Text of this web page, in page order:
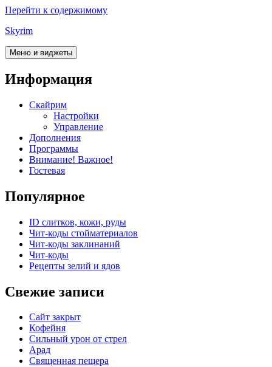
Перейти к содержимому
Skyrim
Меню и виджеты
Информация
Скайрим
Настройки
Управление
Дополнения
Программы
Внимание! Важное!
Гостевая
Популярное
ID слитков, кожи, руды
Чит-коды стойматериалов
Чит-коды заклинаний
Чит-коды
Рецепты зелий и ядов
Свежие записи
Сайт закрыт
Кофейня
Cильный урон от стрел
Арад
Священная пещера